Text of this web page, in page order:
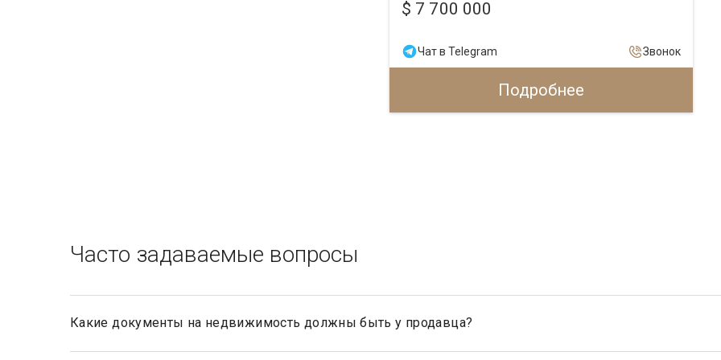
$ 7 700 000
Чат в Telegram Звонок
Подробнее
Часто задаваемые вопросы
Какие документы на недвижимость должны быть у продавца?